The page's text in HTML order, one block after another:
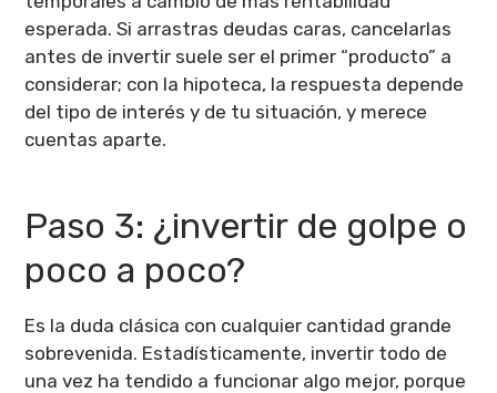
esperada. Si arrastras deudas caras, cancelarlas
antes de invertir suele ser el primer “producto” a
considerar; con la hipoteca, la respuesta depende
del tipo de interés y de tu situación, y merece
cuentas aparte.
Paso 3: ¿invertir de golpe o
poco a poco?
Es la duda clásica con cualquier cantidad grande
sobrevenida. Estadísticamente, invertir todo de
una vez ha tendido a funcionar algo mejor, porque